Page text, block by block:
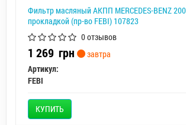
Фильтр масляный АКПП MERCEDES-BENZ
прокладкой (пр-во FEBI) 107823
0 отзывов
1 269 грн
завтра
Артикул:
FEBI
КУПИТЬ